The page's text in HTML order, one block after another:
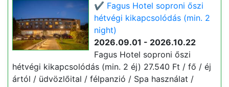
✔️ Fagus Hotel soproni őszi
hétvégi kikapcsolódás (min. 2
night)
2026.09.01 - 2026.10.22
Fagus Hotel soproni őszi
hétvégi kikapcsolódás (min. 2 éj) 27.540 Ft / fő / éj
ártól / üdvözlőital / félpanzió / Spa használat /